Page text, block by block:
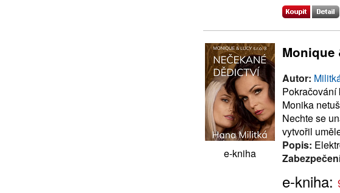
e-kniha
Monique
Autor:
Pokračování
Monika
Nechte se
vytvořil
Popis:
e-kniha: